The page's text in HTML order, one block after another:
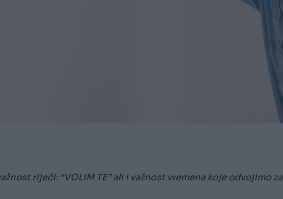
riječi: “VOLIM TE” ali i važnost vremena koje odvojimo za